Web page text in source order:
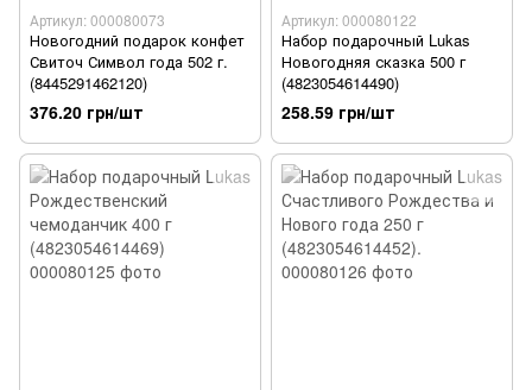
Артикул: 000080073
Новогодний подарок конфет
Свиточ Символ года 502 г.
(8445291462120)
376.20 грн/шт
Артикул: 000080122
Набор подарочный Lukas
Новогодняя сказка 500 г
(4823054614490)
258.59 грн/шт